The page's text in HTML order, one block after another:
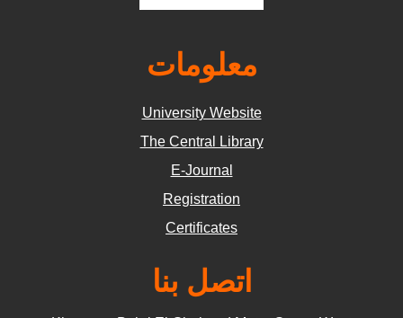
معلومات
University Website
The Central Library
E-Journal
Registration
Certificates
اتصل بنا